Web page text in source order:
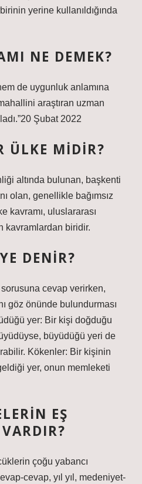
yerine kullanıldığında
NE DEMEK?
de uygunluk anlamına
araştıran uzman
Şubat 2022
ÜLKE MIDIR?
altında bulunan, başkenti
olan, genellikle bağımsız
kavramı, uluslararası
kavramlardan biridir.
DENIR?
cevap verirken,
göz önünde bulundurması
yer: Bir kişi doğduğu
büyüdüğü yeri de
Kökenler: Bir kişinin
yer, onun memleketi
EŞ
çoğu yabancı
cevap, yıl yıl, medeniyet-